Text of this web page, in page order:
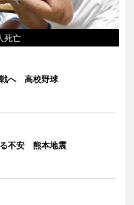
死亡
へ 高校野球
不安 熊本地震